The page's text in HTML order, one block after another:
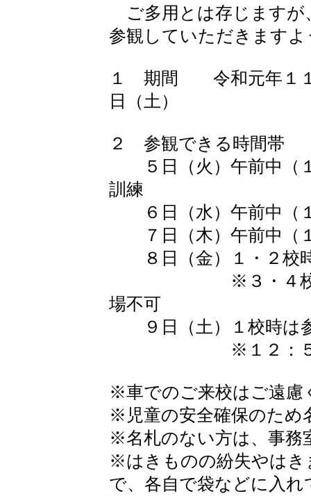
ご多用とは存じますが
参観していただきます
１ 期間 令和元年１
日（土）
２ 参観できる時間帯
５日（火）午前中（
訓練
６日（水）午前中（
７日（木）午前中（
８日（金）１・２校
※３・４校時は
場不可
９日（土）１校時は
※１２：５０よ
※車でのご来校はご遠慮
※児童の安全確保のため
※名札のない方は、事務
※はきものの紛失やはき
で、各自で袋などに入